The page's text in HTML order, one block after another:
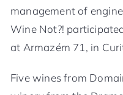
management of
Wine Not?!
at Armazém 71, in
Five wines from